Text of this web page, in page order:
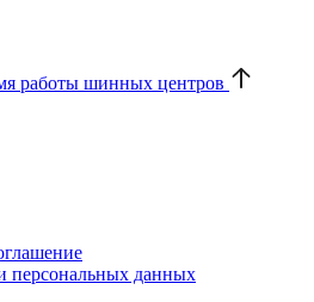
работы шинных центров
персональных данных